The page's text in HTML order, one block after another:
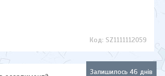
SZ1111112059
Залишилось 46 днів